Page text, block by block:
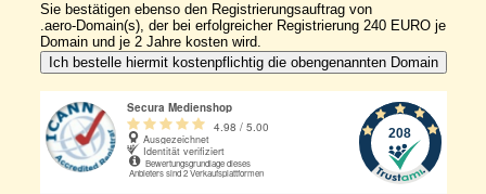
Sie bestätigen ebenso den Registrierungsauftrag von
.aero-Domain(s), der bei erfolgreicher Registrierung 240 EURO je
Domain und je 2 Jahre kosten wird.